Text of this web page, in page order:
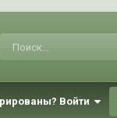
Войти